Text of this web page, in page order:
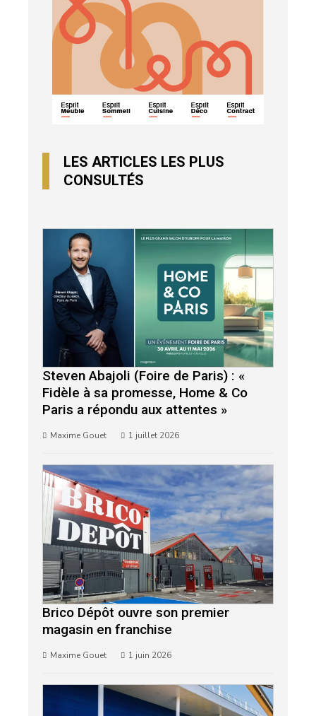
LES ARTICLES LES PLUS
CONSULTÉS
Steven Abajoli (Foire de Paris) : «
Fidèle à sa promesse, Home & Co
Paris a répondu aux attentes »
Maxime Gouet 1 juillet 2026
Brico Dépôt ouvre son premier
magasin en franchise
Maxime Gouet 1 juin 2026